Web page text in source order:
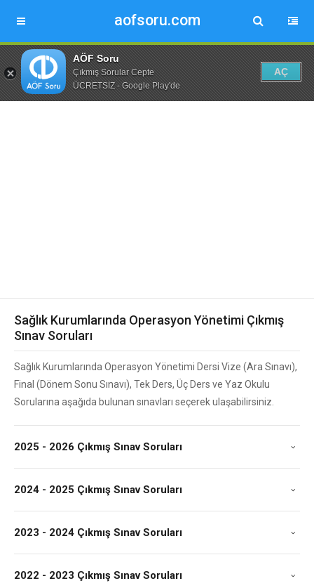
aofsoru.com
AÖF Soru
Çıkmış Sorular Cepte
ÜCRETSİZ - Google Play'de
AÇ
Sağlık Kurumlarında Operasyon Yönetimi Çıkmış
Sınav Soruları
Sağlık Kurumlarında Operasyon Yönetimi Dersi Vize (Ara Sınavı),
Final (Dönem Sonu Sınavı), Tek Ders, Üç Ders ve Yaz Okulu
Sorularına aşağıda bulunan sınavları seçerek ulaşabilirsiniz.
2025 - 2026 Çıkmış Sınav Soruları
2024 - 2025 Çıkmış Sınav Soruları
2023 - 2024 Çıkmış Sınav Soruları
2022 - 2023 Çıkmış Sınav Soruları